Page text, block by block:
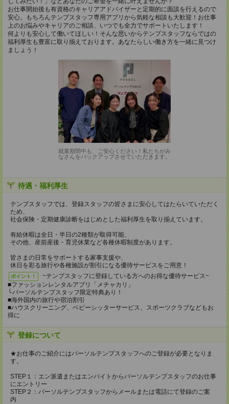
お仕事開始後も有資格のキャリアアドバイザーと定期的に面談を行えるので
安心。もちろんテンプスタッフ専用アプリから気軽な相談も大歓迎！お仕事
上のお悩みやキャリアのご相談、いつでも全力でサポートいたします！
何よりも安心して働いてほしい！そんな思いからテンプスタッフならではの
福利厚生も豊富に取り揃えております。あなたらしい働き方を一緒に見つけ
ましょう！
就業期間中も、ご安心ください！私たちがみ
なさんをバックアップさせていただきます。
待遇・福利厚生
テンプスタッフでは、登録スタッフの皆さまに安心してはたらいていただく
ため、
社会保険・定期健康診断をはじめとした福利厚生を取り揃えています。
有給休暇は全日・半日の2種類が取得可能、
その他、産前産後・育児休業など各種休暇制度があります。
皆さまの日常をサポートする家事支援や、
休日を彩る旅行や各種施設が割引になる優待サービスをご用意！
ポイント！
~テンプスタッフに登録している方へのお得な優待サービス~
■ファッションレンタルアプリ「メチャカリ」
└パーソルテンプスタッフ限定特典あり！
■海外国内の旅行や宿泊割引
■ハウスクリーニング、ベビーシッターサービス、スポーツクラブなどもお
得に
登録について
★お仕事のご紹介にはパーソルテンプスタッフへのご登録が必要となりま
す。
STEP１：エン派遣またはエンバイトからパーソルテンプスタッフのお仕事
にエントリー
STEP２：パーソルテンプスタッフからメールまたは電話にて登録のご案
内